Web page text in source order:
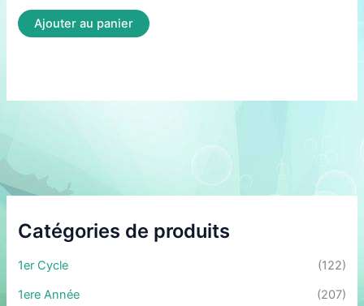
Catégories de produits
1er Cycle
(122)
1ere Année
(207)
Ajouter au panier